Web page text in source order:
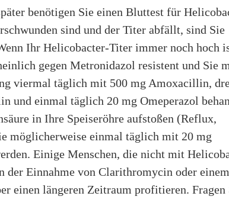
benötigen Sie einen Bluttest für
sind und der Titer abfällt, sind Sie
Ihr Helicobacter-Titer immer noch hoch
gegen Metronidazol resistent und Sie
viermal täglich mit 500 mg Amoxacillin,
und einmal täglich 20 mg Omeperazol
in Ihre Speiseröhre aufstoßen (Reflux,
möglicherweise einmal täglich mit 20 mg
Einige Menschen, die nicht mit
der Einnahme von Clarithromycin oder einem
einen längeren Zeitraum profitieren. Fragen